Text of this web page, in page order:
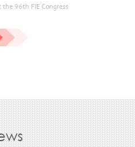
the 96th FIE Congress